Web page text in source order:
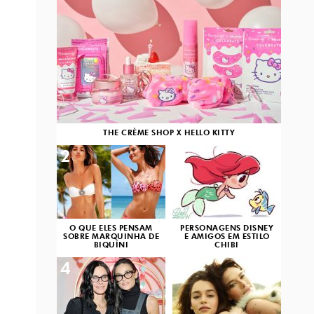
THE CRÈME SHOP X HELLO KITTY
O QUE ELES PENSAM
SOBRE MARQUINHA DE
BIQUÍNI
2
PERSONAGENS DISNEY
E AMIGOS EM ESTILO
CHIBI
3
4